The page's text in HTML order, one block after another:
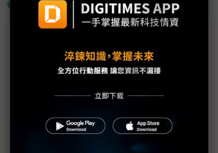
什麼是「關鍵字追蹤」
「窮苦人還是比較多」，瑞儀：蘋果OLED IT產品不
僅會推遲還會賣不好
SDC加速轉換事業結構：瞄準蘋果IT產品、QD-OLED
SDC 1Q23業績微涼，目標2~3年後8.6代OLED產線運